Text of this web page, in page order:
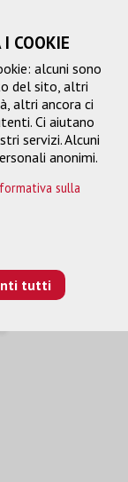
›
COOKIE
alcuni sono
del sito, altri
altri ancora ci
Ci aiutano
servizi. Alcuni
anonimi.
sulla
tutti